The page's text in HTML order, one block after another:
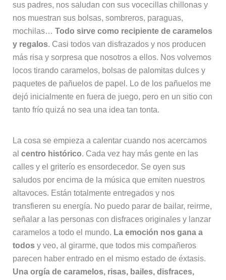
sus padres, nos saludan con sus vocecillas chillonas y
nos muestran sus bolsas, sombreros, paraguas,
mochilas… Todo sirve como recipiente de caramelos
y regalos. Casi todos van disfrazados y nos producen
más risa y sorpresa que nosotros a ellos. Nos volvemos
locos tirando caramelos, bolsas de palomitas dulces y
paquetes de pañuelos de papel. Lo de los pañuelos me
dejó inicialmente en fuera de juego, pero en un sitio con
tanto frío quizá no sea una idea tan tonta.
La cosa se empieza a calentar cuando nos acercamos
al centro histórico. Cada vez hay más gente en las
calles y el griterío es ensordecedor. Se oyen sus
saludos por encima de la música que emiten nuestros
altavoces. Están totalmente entregados y nos
transfieren su energía. No puedo parar de bailar, reirme,
señalar a las personas con disfraces originales y lanzar
caramelos a todo el mundo. La emoción nos gana a
todosy veo, al girarme, que todos mis compañeros
parecen haber entrado en el mismo estado de éxtasis.
Una orgía de caramelos, risas, bailes, disfraces,